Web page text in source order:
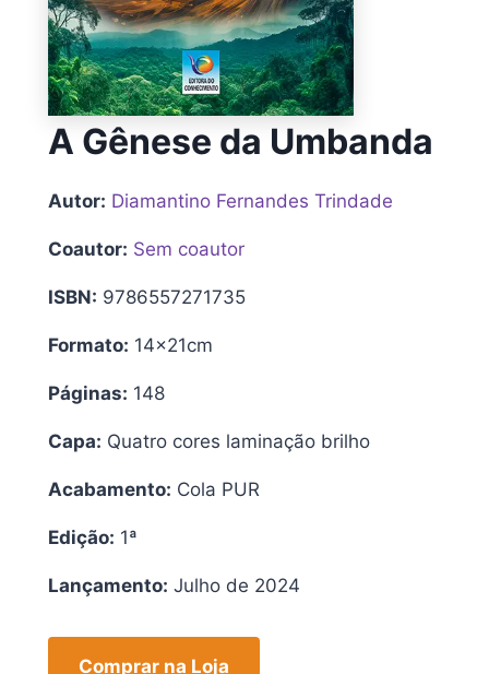
A Gênese da Umbanda
Autor: Diamantino Fernandes Trindade
Coautor: Sem coautor
ISBN: 9786557271735
Formato: 14x21cm
Páginas: 148
Capa: Quatro cores laminação brilho
Acabamento: Cola PUR
Edição: 1ª
Lançamento: Julho de 2024
Comprar na Loja